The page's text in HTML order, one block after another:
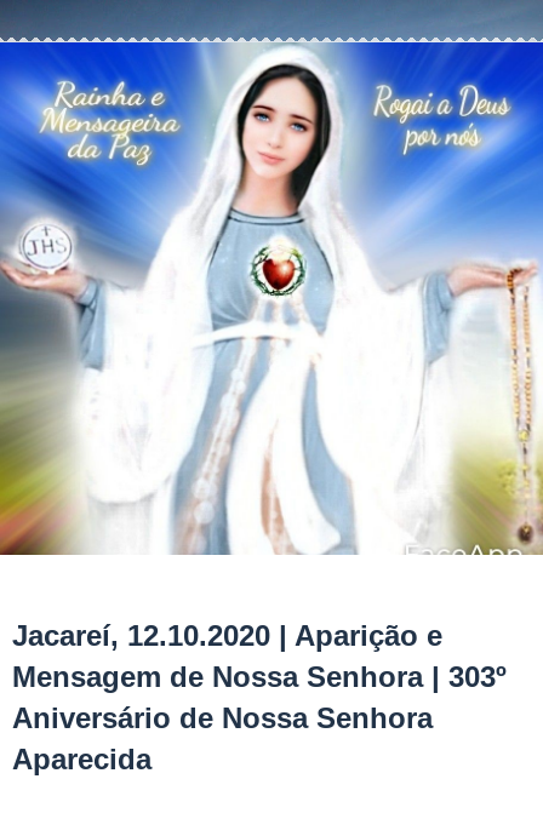
Jacareí, 12.10.2020 | Aparição e
Mensagem de Nossa Senhora | 303º
Aniversário de Nossa Senhora
Aparecida